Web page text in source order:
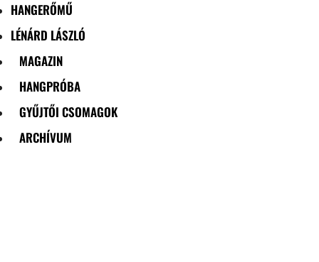
HANGERŐMŰ
LÉNÁRD LÁSZLÓ
MAGAZIN
HANGPRÓBA
GYŰJTŐI CSOMAGOK
ARCHÍVUM